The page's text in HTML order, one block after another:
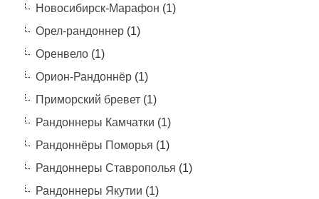
Новосибирск-Марафон (1)
Орел-рандоннер(1)
Оренвело(1)
Орион-Рандоннёр(1)
Приморский бревет(1)
Рандоннеры Камчатки (1)
Рандоннёры Поморья (1)
Рандоннеры Ставрополья (1)
Рандоннеры Якутии (1)